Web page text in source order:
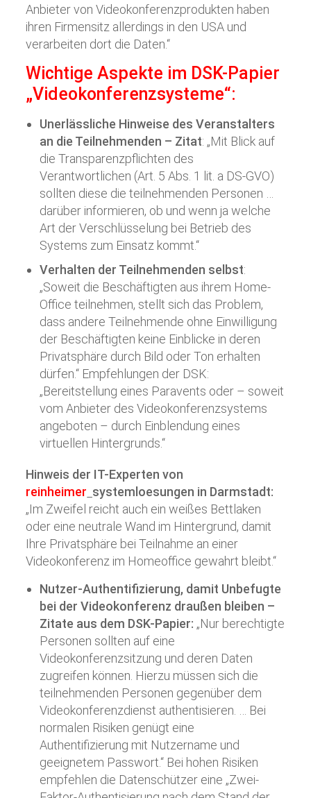
Anbieter von Videokonferenzprodukten haben
ihren Firmensitz allerdings in den USA und
verarbeiten dort die Daten.“
Wichtige Aspekte im DSK-Papier
„Videokonferenzsysteme“:
Unerlässliche Hinweise des Veranstalters
an die Teilnehmenden – Zitat: „Mit Blick auf
die Transparenzpflichten des
Verantwortlichen (Art. 5 Abs. 1 lit. a DS-GVO)
sollten diese die teilnehmenden Personen …
darüber informieren, ob und wenn ja welche
Art der Verschlüsselung bei Betrieb des
Systems zum Einsatz kommt.“
Verhalten der Teilnehmenden selbst:
„Soweit die Beschäftigten aus ihrem Home-
Office teilnehmen, stellt sich das Problem,
dass andere Teilnehmende ohne Einwilligung
der Beschäftigten keine Einblicke in deren
Privatsphäre durch Bild oder Ton erhalten
dürfen.“ Empfehlungen der DSK:
„Bereitstellung eines Paravents oder – soweit
vom Anbieter des Videokonferenzsystems
angeboten – durch Einblendung eines
virtuellen Hintergrunds.“
Hinweis der IT-Experten von
reinheimer systemloesungen in Darmstadt:
„Im Zweifel reicht auch ein weißes Bettlaken
oder eine neutrale Wand im Hintergrund, damit
Ihre Privatsphäre bei Teilnahme an einer
Videokonferenz im Homeoffice gewahrt bleibt.“
Nutzer-Authentifizierung, damit Unbefugte
bei der Videokonferenz draußen bleiben –
Zitate aus dem DSK-Papier: „Nur berechtigte
Personen sollten auf eine
Videokonferenzsitzung und deren Daten
zugreifen können. Hierzu müssen sich die
teilnehmenden Personen gegenüber dem
Videokonferenzdienst authentisieren. … Bei
normalen Risiken genügt eine
Authentifizierung mit Nutzername und
geeignetem Passwort.“ Bei hohen Risiken
empfehlen die Datenschützer eine „Zwei-